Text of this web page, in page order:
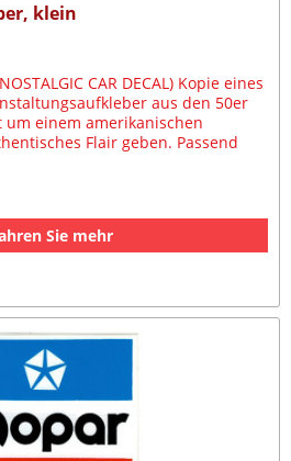
klein
CAR DECAL) Kopie eines
aus den 50er
um einem amerikanischen
Flair geben. Passend
Sie mehr